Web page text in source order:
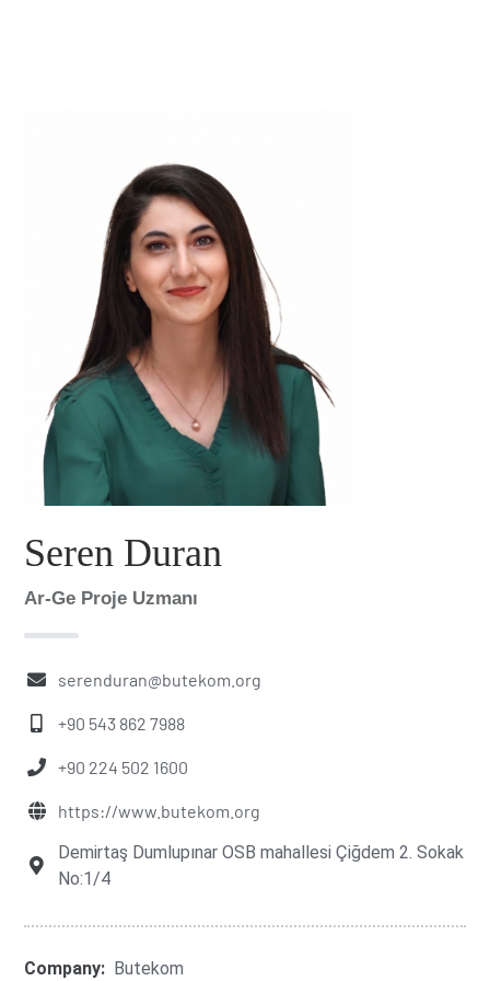
Seren Duran
Ar-Ge Proje Uzmanı
serenduran@butekom.org
+90 543 862 7988
+90 224 502 1600
https://www.butekom.org
Demirtaş Dumlupınar OSB mahallesi Çiğdem 2. Sokak
No:1/4
Company: Butekom